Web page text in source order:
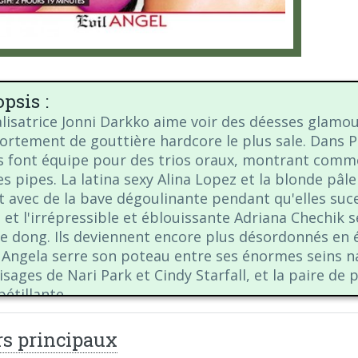
:
Jonni Darkko aime voir des déesses
de gouttière hardcore le plus sale. Dans
font équipe pour des trios oraux, montrant
pipes. La latina sexy Alina Lopez et la blonde
avec de la bave dégoulinante pendant qu'elles
et l'irrépressible et éblouissante Adriana Chechik
dong. Ils deviennent encore plus désordonnés
Angela serre son poteau entre ses énormes seins
de Nari Park et Cindy Starfall, et la paire de
principaux